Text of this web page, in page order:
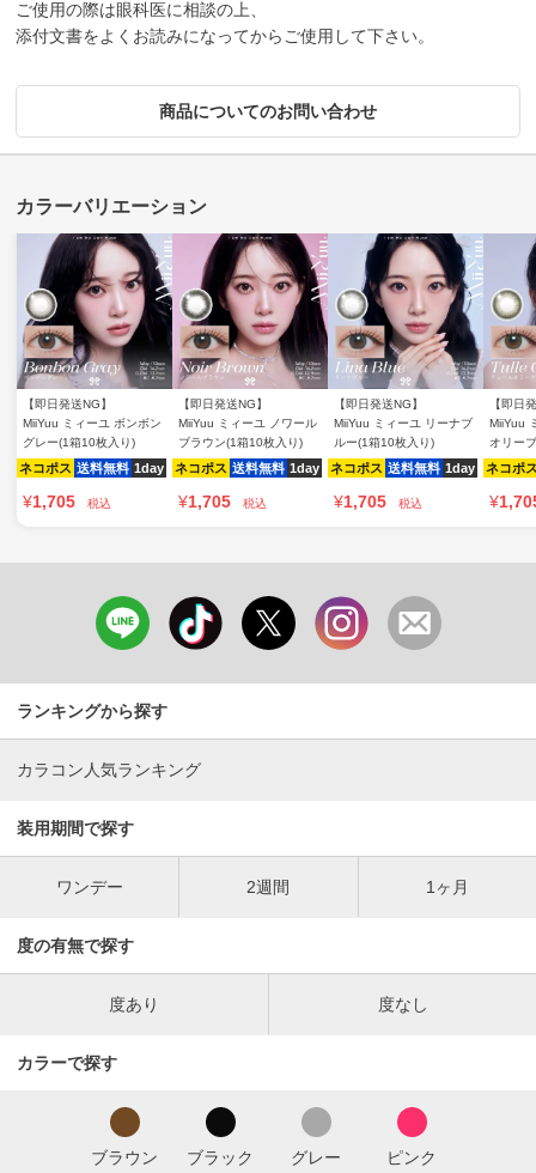
ご使用の際は眼科医に相談の上、
添付文書をよくお読みになってからご使用して下さい。
商品についてのお問い合わせ
【即日発送NG】
MiiYuu ミィーユ ボンボン
グレー(1箱10枚入り)
ネコポス 送料無料 1day
¥1,705 税込
【即日発送NG】
MiiYuu ミィーユ ノワール
ブラウン(1箱10枚入り)
ネコポス 送料無料 1day
¥1,705 税込
【即日発送NG】
MiiYuu ミィーユ リーナブ
ルー(1箱10枚入り)
ネコポス 送料無料 1day
¥1,705 税込
【即日
MiiYuu
オリー
ネコポ
¥
ランキングから探す
カラコン人気ランキング
装用期間で探す
ワンデー 2週間 1ヶ月
度の有無で探す
度あり 度なし
カラーで探す
ブラウン ブラック グレー ピンク